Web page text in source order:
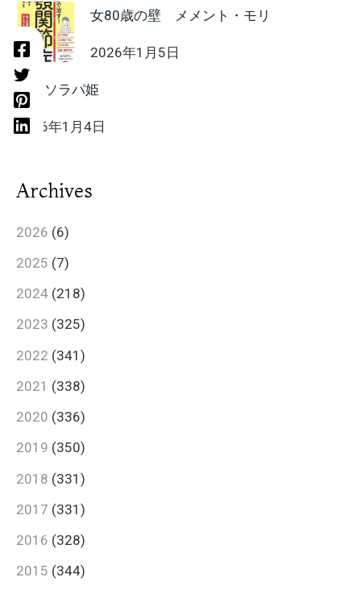
女80歳の壁 メメント・モリ
2026年1月5日
HIIT ソラパ姫
2026年1月4日
Archives
2026 (6)
2025 (7)
2024 (218)
2023 (325)
2022 (341)
2021 (338)
2020 (336)
2019 (350)
2018 (331)
2017 (331)
2016 (328)
2015 (344)